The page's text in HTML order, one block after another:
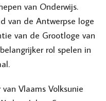
van Onderwijs.
van de Antwerpse loge
van de Grootloge van
rol spelen in
Vlaams Volksunie